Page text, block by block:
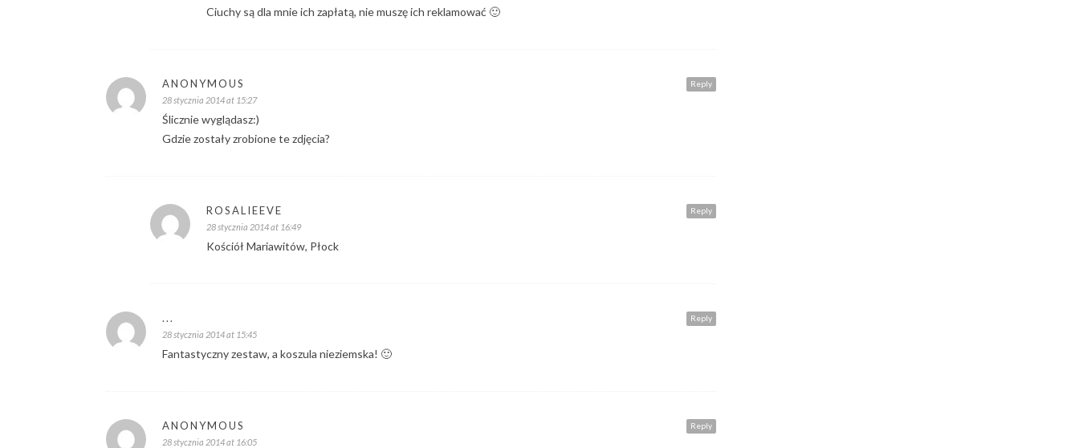
Ciuchy są dla mnie ich zapłatą, nie muszę ich reklamować 🙂
Reply
ANONYMOUS
28 stycznia 2014 at 15:27
Ślicznie wyglądasz:)
Gdzie zostały zrobione te zdjęcia?
Reply
ROSALIEEVE
28 stycznia 2014 at 16:49
Kościół Mariawitów, Płock
Reply
...
28 stycznia 2014 at 15:45
Fantastyczny zestaw, a koszula nieziemska! 🙂
Reply
ANONYMOUS
28 stycznia 2014 at 16:05